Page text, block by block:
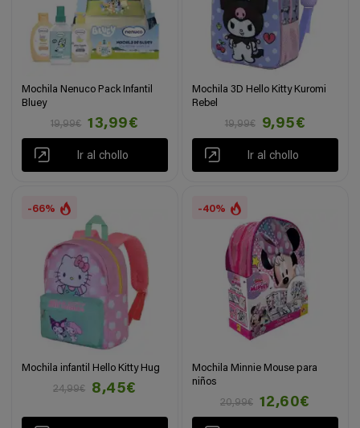
Mochila Nenuco Pack Infantil
Bluey
19,99€
13,99€
Ir al chollo
Mochila 3D Hello Kitty Kuromi
Rebel
19,99€
9,95€
Ir al chollo
-66%
Mochila infantil Hello Kitty Hug
24,99€
8,45€
-40%
Mochila Minnie Mouse para
niños
20,99€
12,60€